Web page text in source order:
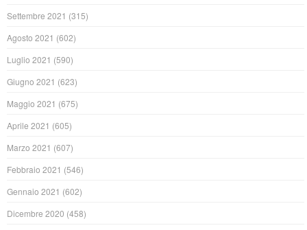
Settembre 2021 (315)
Agosto 2021 (602)
Luglio 2021 (590)
Giugno 2021 (623)
Maggio 2021 (675)
Aprile 2021 (605)
Marzo 2021 (607)
Febbraio 2021 (546)
Gennaio 2021 (602)
Dicembre 2020 (458)